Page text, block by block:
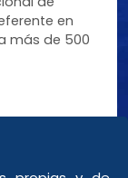
en
más de 500
3